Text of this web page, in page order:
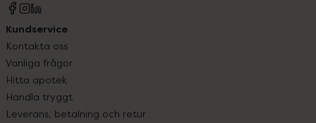
Kundservice
Kontakta oss
Vanliga frågor
Hitta apotek
Handla tryggt
Leverans, betalning och retur